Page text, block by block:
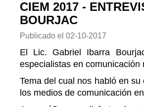
CIEM 2017 -
BOURJAC
Publicado el 02-10-2017
El Lic. Gabriel Ibarra
especialistas en comunicación
Tema del cual nos habló en
los medios de comunicación